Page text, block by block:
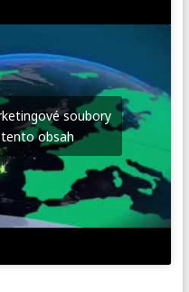
soubory
obsah